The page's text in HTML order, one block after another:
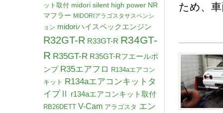
ため、
ット取付 midori silent high power NR
マフラー MIDORIアラゴスタサスペンシ
ョン midoriハイスペックエンジン
R32GT-R R33GT-R R34GT-
R R35GT-R R35GT-Rフエールポ
ンプ R35エアフロ R134aエアコン
キット R134aエアコンキットタ
イプⅡ
r134aエアコンキット取付
RB26DETT V-Cam アラゴスタ エン